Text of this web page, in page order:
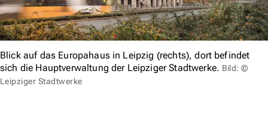
Blick auf das Europahaus in Leipzig (rechts), dort befindet
sich die Hauptverwaltung der Leipziger Stadtwerke. Bild: ©
Leipziger Stadtwerke